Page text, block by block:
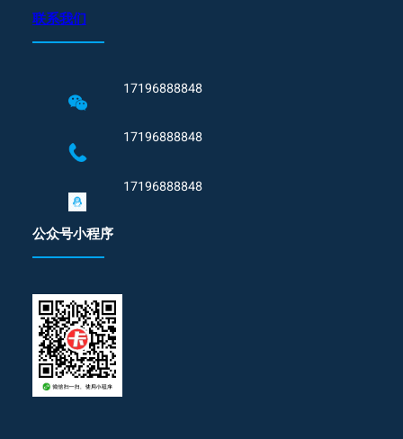
联系我们
17196888848
17196888848
17196888848
公众号小程序